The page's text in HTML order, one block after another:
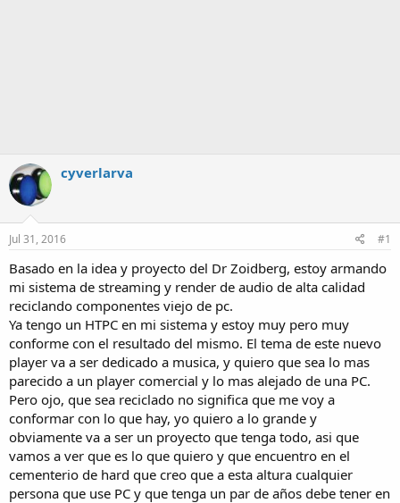
cyverlarva
Jul 31, 2016 #1
Basado en la idea y proyecto del Dr Zoidberg, estoy armando
mi sistema de streaming y render de audio de alta calidad
reciclando componentes viejo de pc.
Ya tengo un HTPC en mi sistema y estoy muy pero muy
conforme con el resultado del mismo. El tema de este nuevo
player va a ser dedicado a musica, y quiero que sea lo mas
parecido a un player comercial y lo mas alejado de una PC.
Pero ojo, que sea reciclado no significa que me voy a
conformar con lo que hay, yo quiero a lo grande y
obviamente va a ser un proyecto que tenga todo, asi que
vamos a ver que es lo que quiero y que encuentro en el
cementerio de hard que creo que a esta altura cualquier
persona que use PC y que tenga un par de años debe tener en